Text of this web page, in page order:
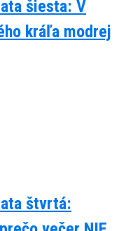
šiesta: V
kráľa modrej
štvrtá: